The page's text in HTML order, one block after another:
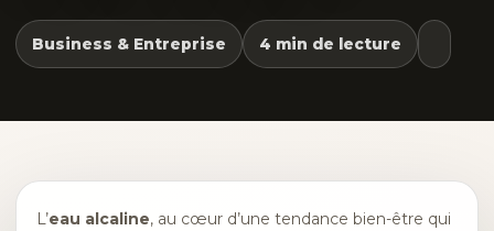
Business & Entreprise 4 min de lecture
L’eau alcaline, au cœur d’une tendance bien-être qui